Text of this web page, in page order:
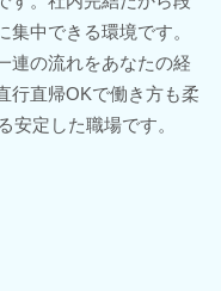
中できる環境です。
連の流れをあなたの経
行直帰OKで働き方も柔
安定した職場です。